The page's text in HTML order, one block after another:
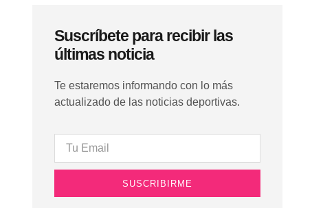
Suscríbete para recibir las
últimas noticia
Te estaremos informando con lo más
actualizado de las noticias deportivas.
SUSCRIBIRME